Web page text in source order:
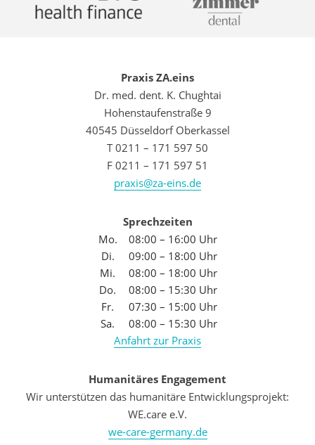
Praxis ZA.eins
Dr. med. dent. K. Chughtai
Hohenstaufenstraße 9
40545 Düsseldorf Oberkassel
T 0211 – 171 597 50
F 0211 – 171 597 51
praxis@za-eins.de
Sprechzeiten
Mo.
08:00 – 16:00 Uhr
Di.
09:00 – 18:00 Uhr
Mi.
08:00 – 18:00 Uhr
Do.
08:00 – 15:30 Uhr
Fr.
07:30 – 15:00 Uhr
Sa.
08:00 – 15:30 Uhr
Anfahrt zur Praxis
Humanitäres Engagement
Wir unterstützen das humanitäre Entwicklungsprojekt:
WE.care e.V.
we-care-germany.de